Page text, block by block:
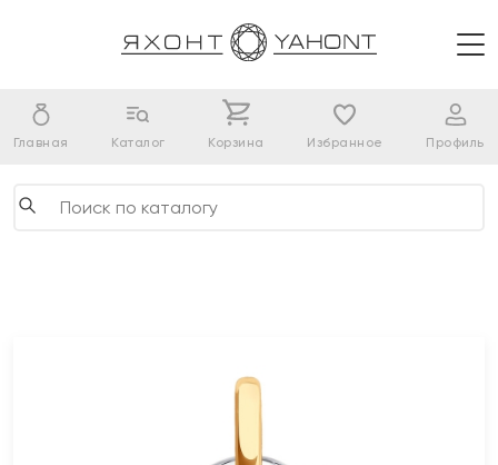
Главная Каталог Корзина Избранное Профиль